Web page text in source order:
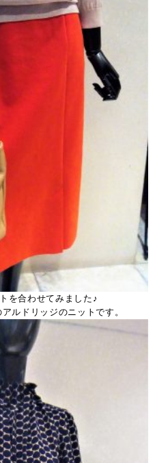
を合わせてみました♪
ルドリッジのニットです。